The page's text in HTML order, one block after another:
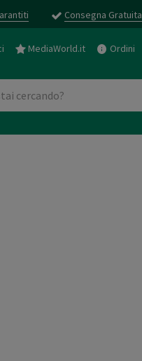
Consegna Gratuita
MediaWorld.it Ordini